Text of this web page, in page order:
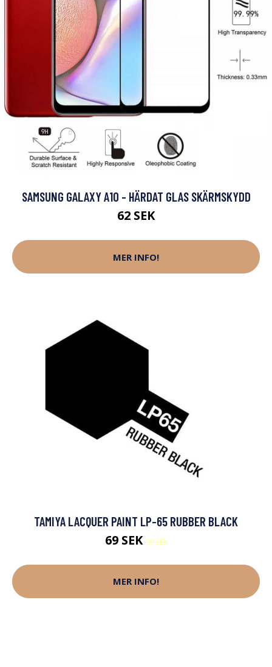
SAMSUNG GALAXY A10 - HÄRDAT GLAS SKÄRMSKYDD
62 SEK
MER INFO!
TAMIYA LACQUER PAINT LP-65 RUBBER BLACK
69 SEK99 SEK
MER INFO!